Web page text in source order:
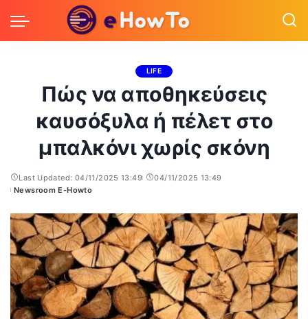
LIFE
Πώς να αποθηκεύσεις
καυσόξυλα ή πέλετ στο
μπαλκόνι χωρίς σκόνη
Last Updated: 04/11/2025 13:49
04/11/2025 13:49
Posted
Newsroom E-Howto